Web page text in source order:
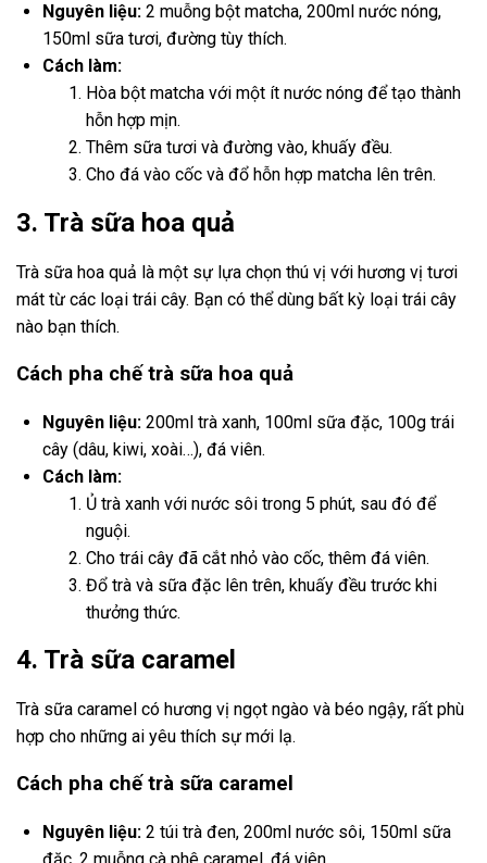
Nguyên liệu: 2 muỗng bột matcha, 200ml nước nóng,
150ml sữa tươi, đường tùy thích.
Cách làm:
Hòa bột matcha với một ít nước nóng để tạo thành
hỗn hợp mịn.
Thêm sữa tươi và đường vào, khuấy đều.
Cho đá vào cốc và đổ hỗn hợp matcha lên trên.
3. Trà sữa hoa quả
Trà sữa hoa quả là một sự lựa chọn thú vị với hương vị tươi
mát từ các loại trái cây. Bạn có thể dùng bất kỳ loại trái cây
nào bạn thích.
Cách pha chế trà sữa hoa quả
Nguyên liệu: 200ml trà xanh, 100ml sữa đặc, 100g trái
cây (dâu, kiwi, xoài…), đá viên.
Cách làm:
Ủ trà xanh với nước sôi trong 5 phút, sau đó để
nguội.
Cho trái cây đã cắt nhỏ vào cốc, thêm đá viên.
Đổ trà và sữa đặc lên trên, khuấy đều trước khi
thưởng thức.
4. Trà sữa caramel
Trà sữa caramel có hương vị ngọt ngào và béo ngậy, rất phù
hợp cho những ai yêu thích sự mới lạ.
Cách pha chế trà sữa caramel
Nguyên liệu: 2 túi trà đen, 200ml nước sôi, 150ml sữa